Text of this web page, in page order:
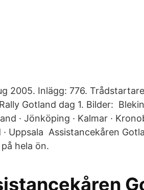
2005. Inlägg: 776.
Gotland dag 1. Bilder:
· Jönköping · Kalmar ·
· Uppsala Assistancekåren
hela ön.